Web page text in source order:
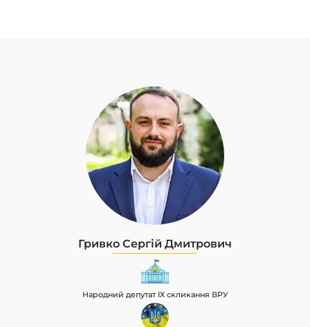
Гривко Сергій Дмитрович
Народний депутат IX скликання ВРУ